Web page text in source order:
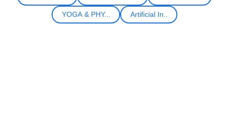
YOGA & PHY... Artificial In..